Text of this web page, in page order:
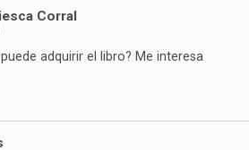
Corral
adquirir el libro? Me interesa